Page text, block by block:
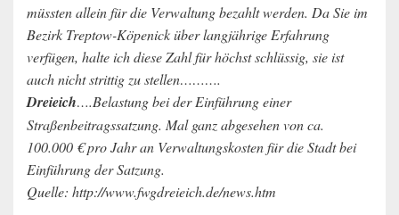
müssten allein für die Verwaltung bezahlt werden. Da Sie im
Bezirk Treptow-Köpenick über langjährige Erfahrung
verfügen, halte ich diese Zahl für höchst schlüssig, sie ist
auch nicht strittig zu stellen……….
Dreieich….Belastung bei der Einführung einer
Straßenbeitragssatzung. Mal ganz abgesehen von ca.
100.000 € pro Jahr an Verwaltungskosten für die Stadt bei
Einführung der Satzung.
Quelle: http://www.fwgdreieich.de/news.htm